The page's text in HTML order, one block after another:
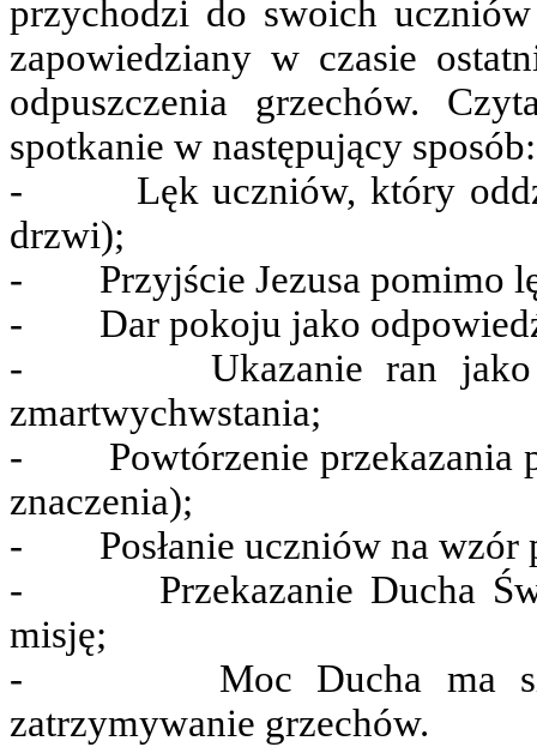
przychodzi do swoich
zapowiedziany w czasie
odpuszczenia grzechów.
spotkanie w następujący sposób:
- Lęk uczniów, który
drzwi);
- Przyjście Jezusa pomimo
- Dar pokoju jako odpowiedź
- Ukazanie ran jako
zmartwychwstania;
- Powtórzenie przekazania
znaczenia);
- Posłanie uczniów na wzór
- Przekazanie Ducha
misję;
- Moc Ducha ma się
zatrzymywanie grzechów.